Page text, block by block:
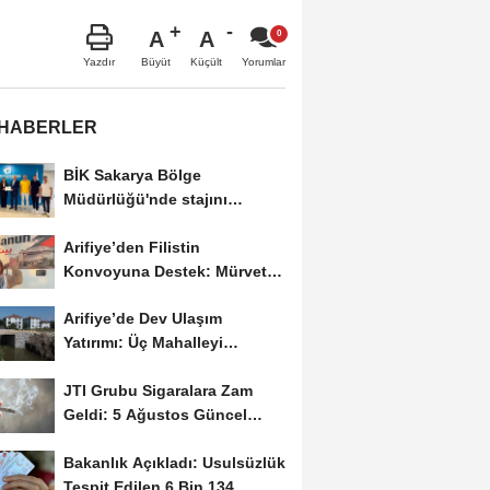
Yazdır
A
Büyüt
A
Küçült Yorumlar
BİK Sakarya Bölge
Müdürlüğü'nde stajını
Arifiye’den Filistin
Konvoyuna Destek: Mürvet
Arifiye’de Dev Ulaşım
Yatırımı: Üç Mahalleyi
JTI Grubu Sigaralara Zam
Geldi: 5 Ağustos Güncel
Bakanlık Açıkladı: Usulsüzlük